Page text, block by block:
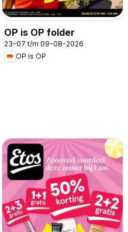
OP is OP folder
23-07 t/m 09-08-2026
OP is OP